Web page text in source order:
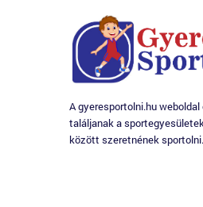
A gyeresportolni.hu
találjanak a
között szeretnének sportolni.